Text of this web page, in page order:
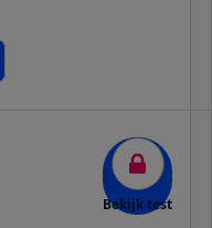
Bekijk test